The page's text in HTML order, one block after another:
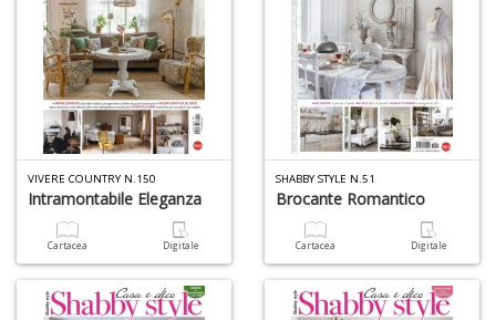
VIVERE COUNTRY N.150
Intramontabile Eleganza
Cartacea Digitale
SHABBY STYLE N.51
Brocante Romantico
Cartacea Digitale